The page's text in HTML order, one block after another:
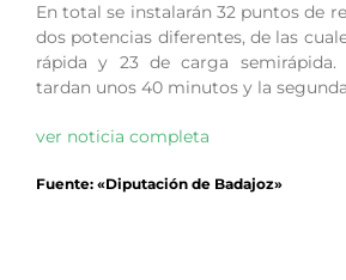
En total se instalarán 32 puntos de
dos potencias diferentes, de las
rápida y 23 de carga
tardan unos 40 minutos y la
ver noticia completa
Fuente: «Diputación de Badajoz»